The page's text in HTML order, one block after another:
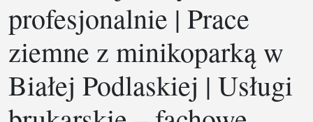
profesjonalnie | Prace
ziemne z minikoparką w
Białej Podlaskiej | Usługi